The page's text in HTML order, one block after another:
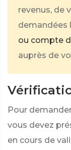
revenus, de
demandées
ou compte
auprès de
Pour
vous devez
en cours de